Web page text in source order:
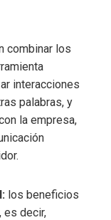
combinar los
interacciones
palabras, y
la empresa,
los beneficios
es decir,